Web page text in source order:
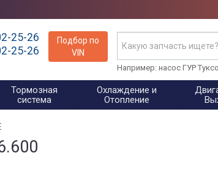
25-26
25-26
Подбор по
VIN
Например: насос ГУР
Тормозная
система
Охлаждение и
Отопление